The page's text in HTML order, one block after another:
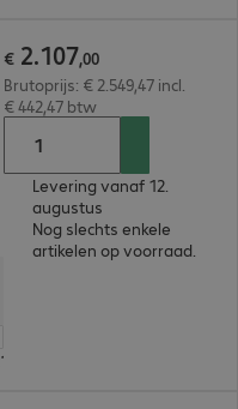
€ 2.107,00
Brutoprijs: € 2.549,47 incl.
€ 442,47 btw
Levering vanaf 12.
augustus
Nog slechts enkele
artikelen op voorraad.